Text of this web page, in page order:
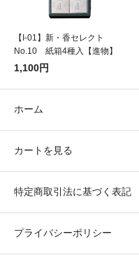
【I-01】新・香セレクト
No.10 紙箱4種入【進物】
1,100円
ホーム
カートを見る
特定商取引法に基づく表記
プライバシーポリシー